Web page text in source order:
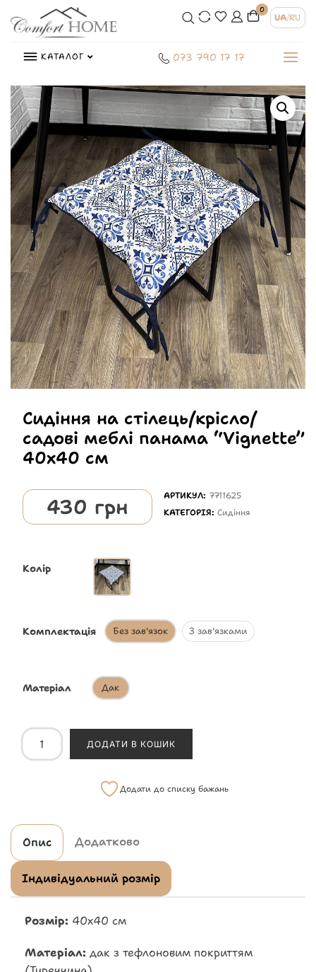
0
UA/RU
КАТАЛОГ 073 790 17 17
Сидіння на стілець/крісло/
садові меблі панама “Vignette”
40х40 см
430 грн АРТИКУЛ: 7711625
КАТЕГОРІЯ:Сидіння
Колір
Комплектація Без зав'язок З зав'язками
Матеріал Дак
ДОДАТИ В КОШИК
Додати до списку бажань
Опис Додатково
Індивідуальний розмір
Розмір: 40х40 см
Матеріал: дак з тефлоновим покриттям